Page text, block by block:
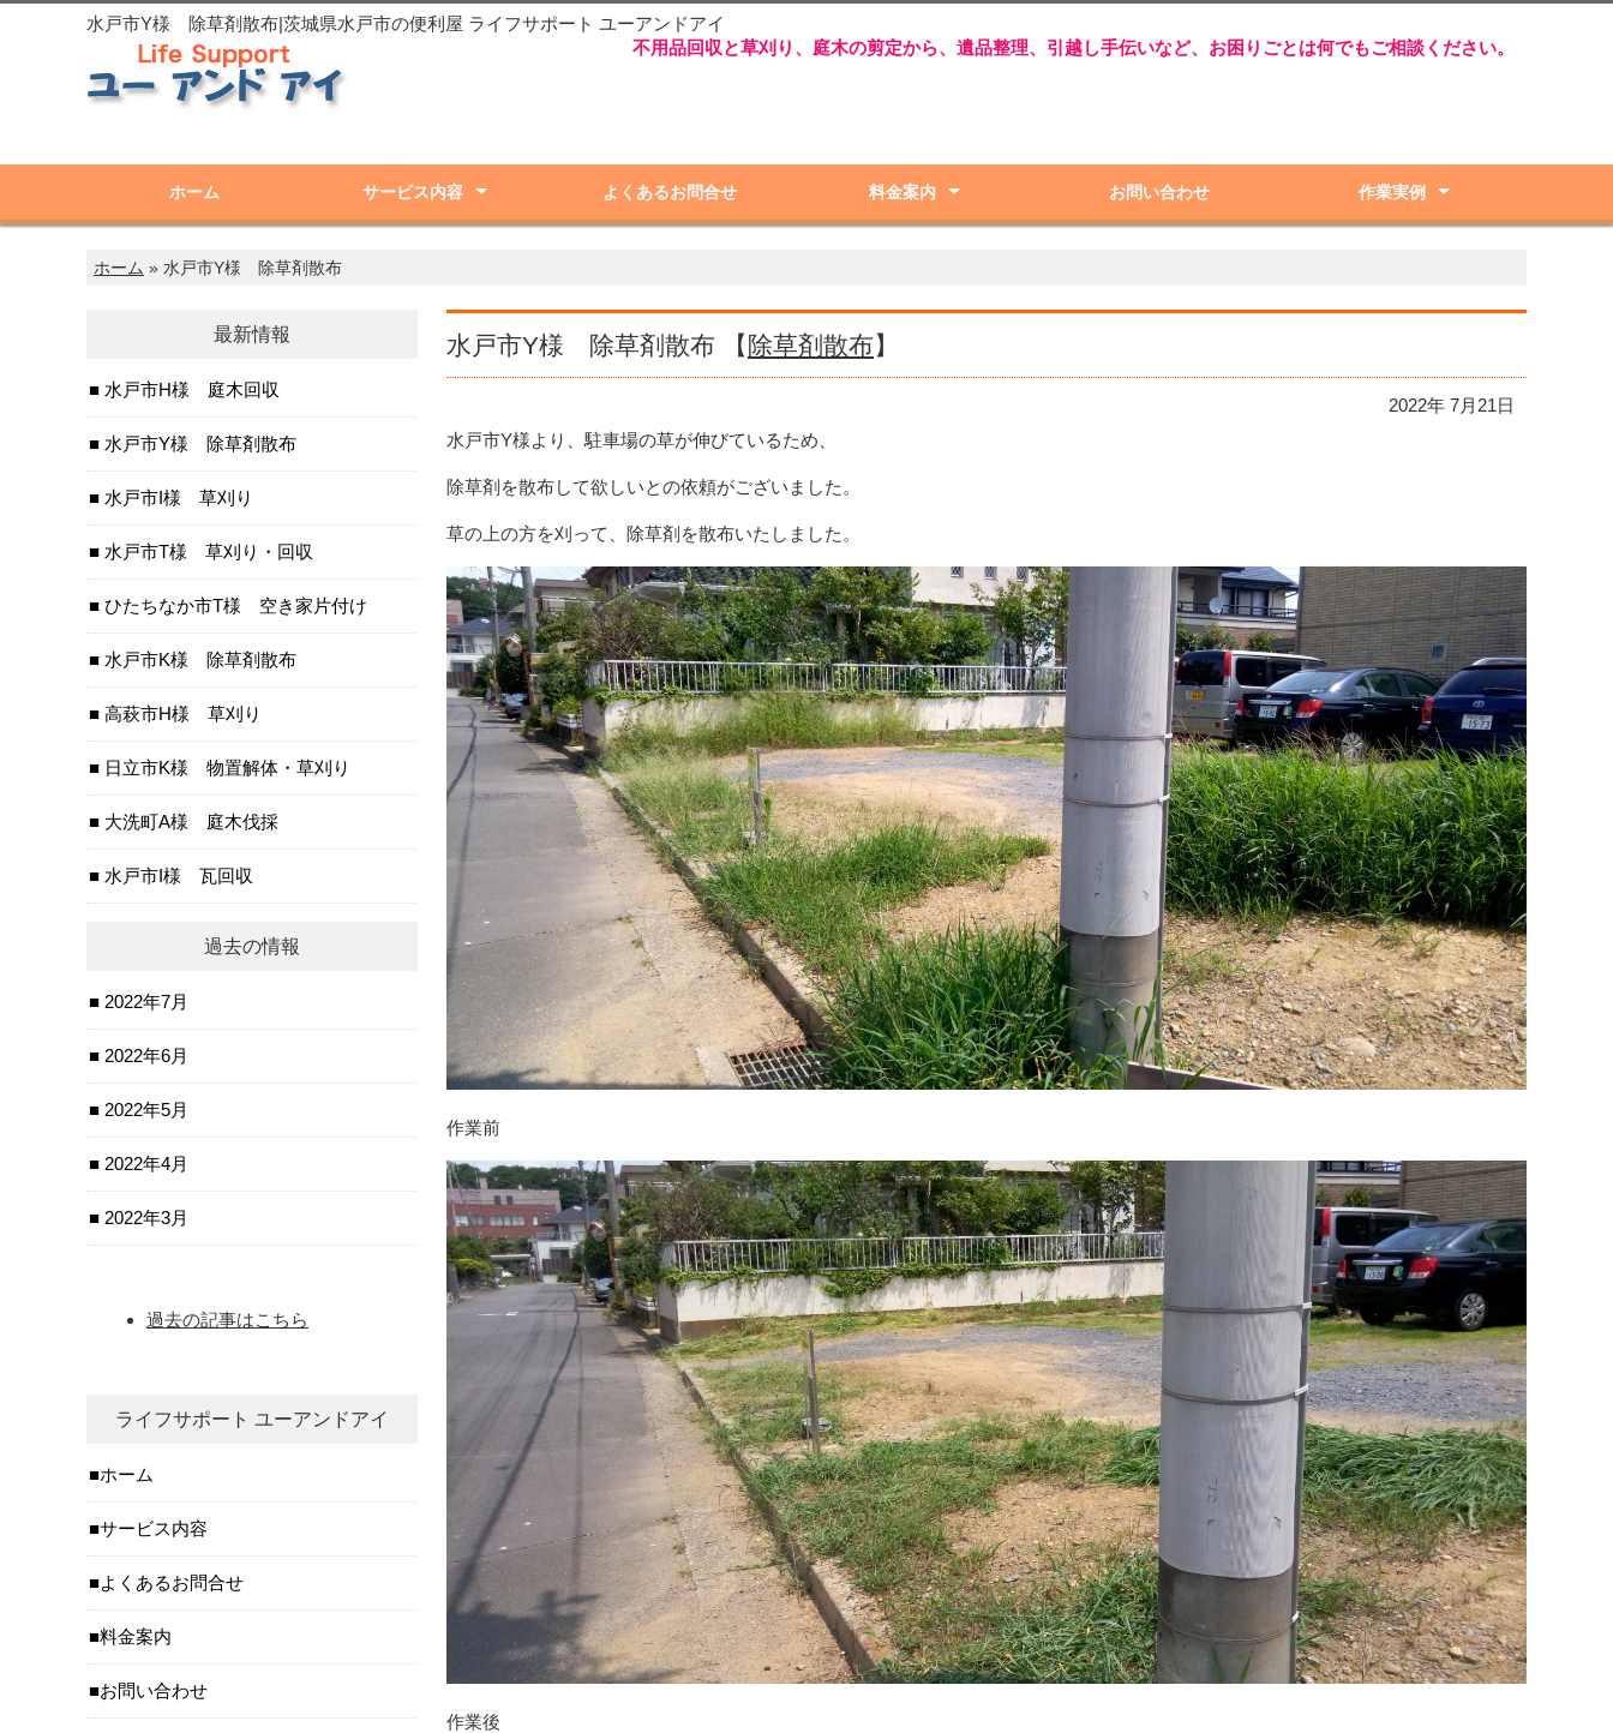
水戸市Y様 除草剤散布|茨城県水戸市の便利屋 ライフサポート ユーアンドアイ
不用品回収と草刈り、庭木の剪定から、遺品整理、引越し手伝いなど、お困りごとは何でもご相談ください。
ホーム サービス内容 よくあるお問合せ 料金案内 お問い合わせ 作業実例
ホーム » 水戸市Y様 除草剤散布
水戸市Y様 除草剤散布 【 除草剤散布】
2022年 7月21日
水戸市Y様より、駐車場の草が伸びているため、
除草剤を散布して欲しいとの依頼がございました。
草の上の方を刈って、除草剤を散布いたしました。
作業前
作業後
最新情報
水戸市H様 庭木回収
水戸市Y様 除草剤散布
水戸市I様 草刈り
水戸市T様 草刈り・回収
ひたちなか市T様 空き家片付け
水戸市K様 除草剤散布
高萩市H様 草刈り
日立市K様 物置解体・草刈り
大洗町A様 庭木伐採
水戸市I様 瓦回収
過去の情報
2022年7月
2022年6月
2022年5月
2022年4月
2022年3月
過去の記事はこちら
ライフサポート ユーアンドアイ
ホーム
サービス内容
よくあるお問合せ
料金案内
お問い合わせ